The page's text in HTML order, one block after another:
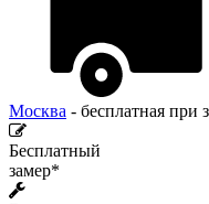
Москва - бесплатная при
Бесплатный
замер*